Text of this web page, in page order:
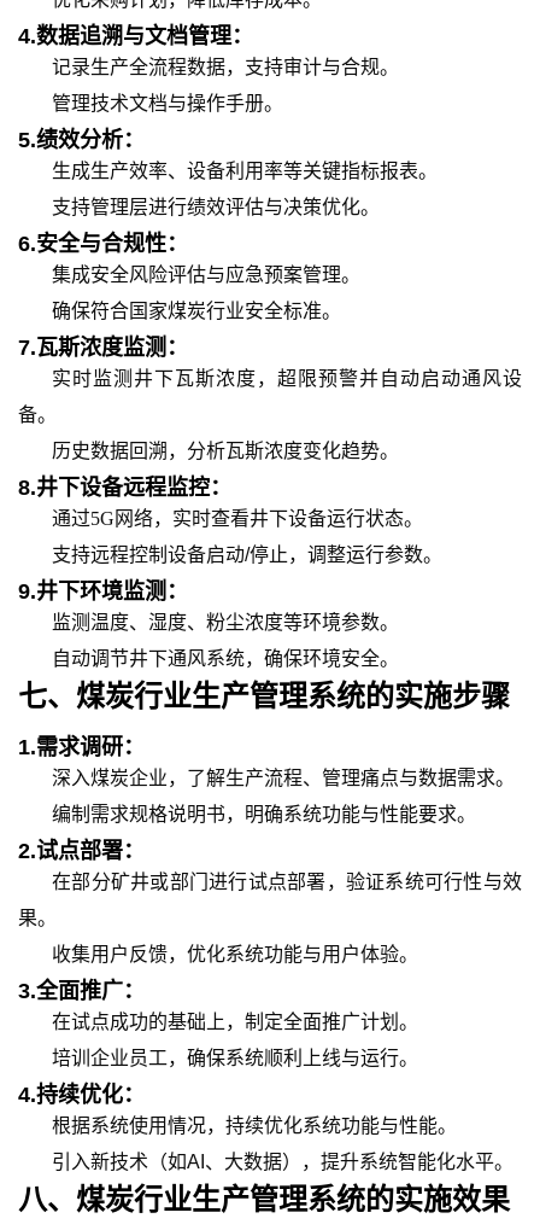
4.数据追溯与文档管理：
记录生产全流程数据，支持审计与合规。
管理技术文档与操作手册。
5.绩效分析：
生成生产效率、设备利用率等关键指标报表。
支持管理层进行绩效评估与决策优化。
6.安全与合规性：
集成安全风险评估与应急预案管理。
确保符合国家煤炭行业安全标准。
7.瓦斯浓度监测：
实时监测井下瓦斯浓度，超限预警并自动启动通风设
备。
历史数据回溯，分析瓦斯浓度变化趋势。
8.井下设备远程监控：
通过5G网络，实时查看井下设备运行状态。
支持远程控制设备启动/停止，调整运行参数。
9.井下环境监测：
监测温度、湿度、粉尘浓度等环境参数。
自动调节井下通风系统，确保环境安全。
七、 煤炭行业生产管理系统的实施步骤
1.需求调研：
深入煤炭企业，了解生产流程、管理痛点与数据需求。
编制需求规格说明书，明确系统功能与性能要求。
2.试点部署：
在部分矿井或部门进行试点部署，验证系统可行性与效
果。
收集用户反馈，优化系统功能与用户体验。
3.全面推广：
在试点成功的基础上，制定全面推广计划。
培训企业员工，确保系统顺利上线与运行。
4.持续优化：
根据系统使用情况，持续优化系统功能与性能。
引入新技术（如AI、大数据），提升系统智能化水平。
八、 煤炭行业生产管理系统的实施效果